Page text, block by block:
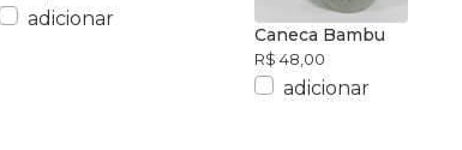
adicionar
Caneca Bambu
R$ 48,00
adicionar